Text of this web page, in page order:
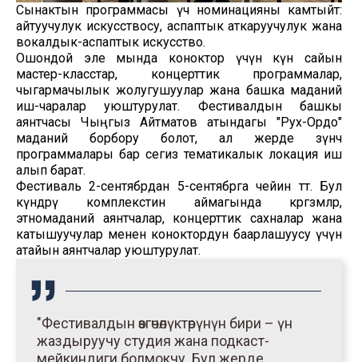
Сынактын программасы үч номинацияны камтыйт:
айтуучулук искусствосу, аспаптык аткаруучулук жана
вокалдык-аспаптык искусство.
Ошондой эле мында коноктор үчүн күн сайын
мастер-класстар, концерттик программалар,
чыгармачылык жолугушуулар жана башка маданий
иш-чаралар уюштурулат. Фестивалдын башкы
аянтчасы Чыңгыз Айтматов атындагы "Рух-Ордо"
маданий борбору болот, ал жерде өзүнчө
программалары бар сегиз тематикалык локация иш
алып барат.
Фестиваль 2-сентябрдан 5-сентябрга чейин өтөт. Бул
күндөрү комплекстин аймагында көргөзмөлөр,
этномаданий аянтчалар, концерттик сахналар жана
катышуучулар менен коноктордун баарлашуусу үчүн
атайын аянтчалар уюштурулат.
"Фестивалдын өзгөчөлүктөрүнүн бири – үн
жаздыруучу студия жана подкаст-
мейкиндиги болмокчу. Бул жерде